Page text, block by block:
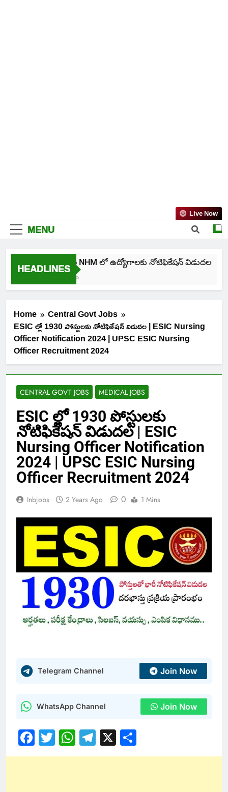
MENU
Live Now
HEADLINES
తెలంగాణ NHM లో ఉద్యోగాలకు నోటిఫికేషన్ విడుదల
Home
Central Govt Jobs
ESIC ల్లో 1930 పోస్టులకు నోటిఫికేషన్ విడుదల | ESIC Nursing
Officer Notification 2024 | UPSC ESIC Nursing
Officer Recruitment 2024
CENTRAL GOVT JOBS MEDICAL JOBS
ESIC ల్లో 1930 పోస్టులకు
నోటిఫికేషన్ విడుదల | ESIC
Nursing Officer Notification
2024 | UPSC ESIC Nursing
Officer Recruitment 2024
Inbjobs 2 Years Ago 0 1 Mins
Telegram Channel Join Now
WhatsApp Channel Join Now
Facebook
Twitter
WhatsApp
Telegram
X